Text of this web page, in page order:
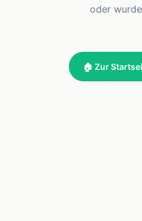
oder
🏠 Zur